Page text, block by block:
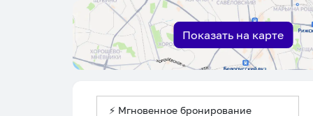
Показать на карте
⚡ Мгновенное бронирование